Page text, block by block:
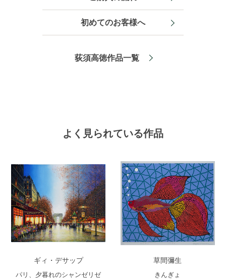
初めてのお客様へ
荻須高徳作品一覧
よく見られている作品
ギィ・デサップ
パリ、夕暮れのシャンゼリゼ
草間彌生
きんぎょ